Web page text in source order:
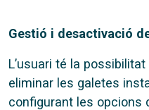
Gestió i desactivació
L’usuari té la
eliminar les galetes
configurant les opcions